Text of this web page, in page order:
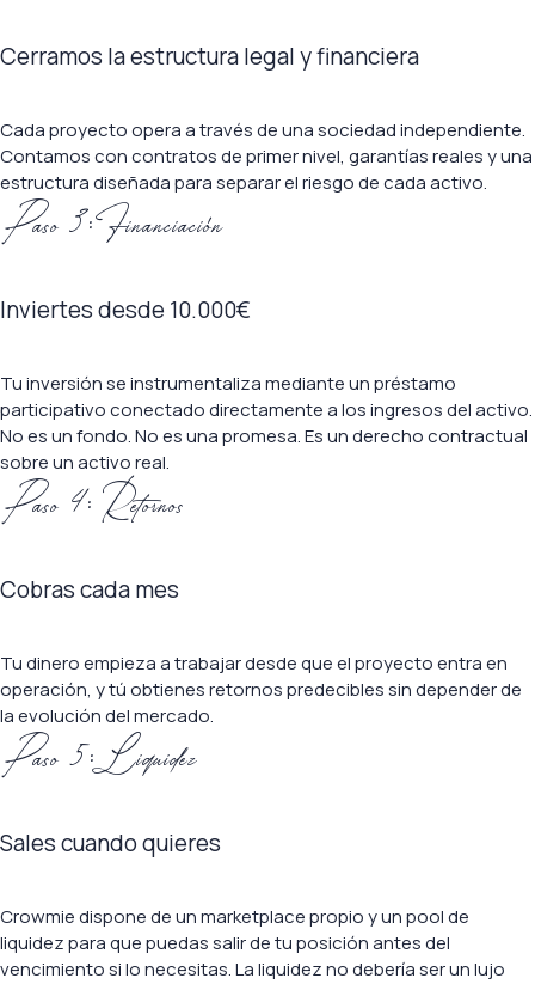
Cerramos la estructura legal y financiera
Cada proyecto opera a través de una sociedad independiente.
Contamos con contratos de primer nivel, garantías reales y una
estructura diseñada para separar el riesgo de cada activo.
Paso 3: Financiación
Inviertes desde 10.000€
Tu inversión se instrumentaliza mediante un préstamo
participativo conectado directamente a los ingresos del activo.
No es un fondo. No es una promesa. Es un derecho contractual
sobre un activo real.
Paso 4: Retornos
Cobras cada mes
Tu dinero empieza a trabajar desde que el proyecto entra en
operación, y tú obtienes retornos predecibles sin depender de
la evolución del mercado.
Paso 5: Liquidez
Sales cuando quieres
Crowmie dispone de un marketplace propio y un pool de
liquidez para que puedas salir de tu posición antes del
vencimiento si lo necesitas. La liquidez no debería ser un lujo